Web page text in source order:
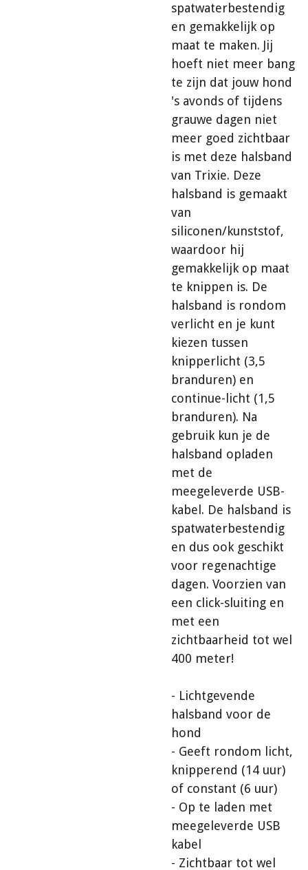
spatwaterbestendig
en gemakkelijk op
maat te maken. Jij
hoeft niet meer bang
te zijn dat jouw hond
's avonds of tijdens
grauwe dagen niet
meer goed zichtbaar
is met deze halsband
van Trixie. Deze
halsband is gemaakt
van
siliconen/kunststof,
waardoor hij
gemakkelijk op maat
te knippen is. De
halsband is rondom
verlicht en je kunt
kiezen tussen
knipperlicht (3,5
branduren) en
continue-licht (1,5
branduren). Na
gebruik kun je de
halsband opladen
met de
meegeleverde USB-
kabel. De halsband is
spatwaterbestendig
en dus ook geschikt
voor regenachtige
dagen. Voorzien van
een click-sluiting en
met een
zichtbaarheid tot wel
400 meter!
- Lichtgevende
halsband voor de
hond
- Geeft rondom licht,
knipperend (14 uur)
of constant (6 uur)
- Op te laden met
meegeleverde USB
kabel
- Zichtbaar tot wel